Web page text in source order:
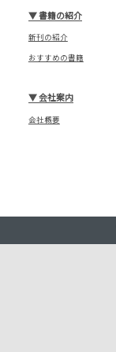
▼書籍の紹介
新刊の紹介
おすすめの書籍
▼会社案内
会社概要